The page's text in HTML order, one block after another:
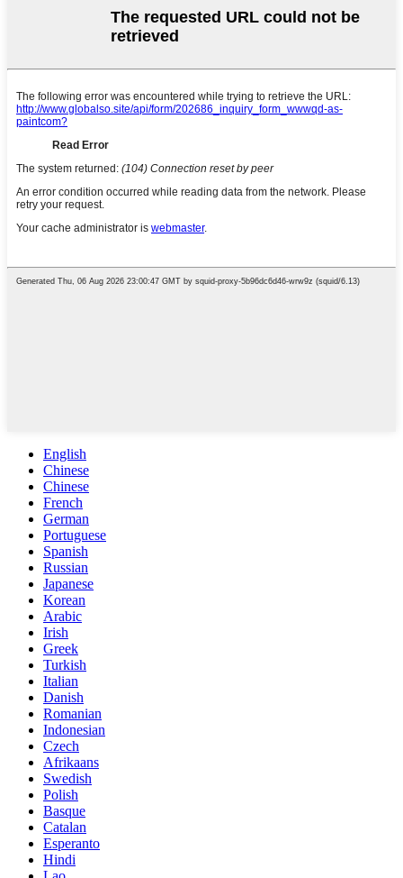
English
Chinese
Chinese
French
German
Portuguese
Spanish
Russian
Japanese
Korean
Arabic
Irish
Greek
Turkish
Italian
Danish
Romanian
Indonesian
Czech
Afrikaans
Swedish
Polish
Basque
Catalan
Esperanto
Hindi